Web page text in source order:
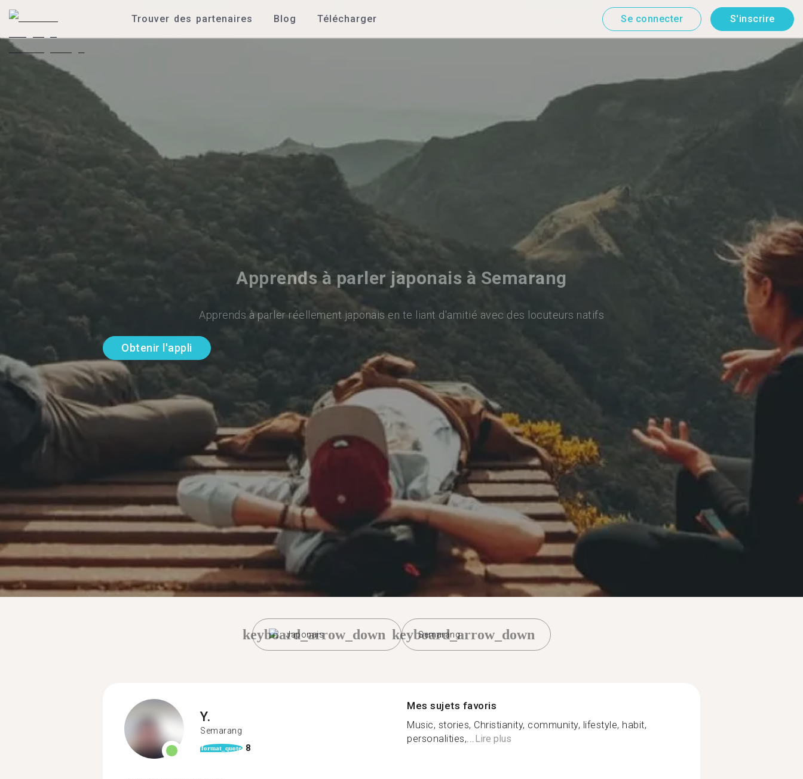
Trouver des partenaires Blog Télécharger Se connecter S'inscrire
Apprends à parler japonais à Semarang
Apprends à parler réellement japonais en te liant d'amitié avec des locuteurs natifs
Obtenir l'appli
Japonais
keyboard_arrow_down Semarang
keyboard_arrow_down
Y.
Semarang
format_quote 8
Mes sujets favoris
Music, stories, Christianity, community, lifestyle, habit,
personalities,...Lire plus